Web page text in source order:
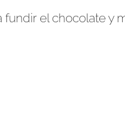
el chocolate y